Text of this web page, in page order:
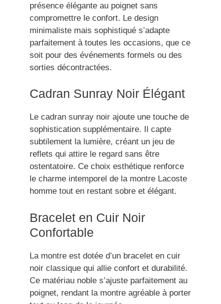
présence élégante au poignet sans
compromettre le confort. Le design
minimaliste mais sophistiqué s’adapte
parfaitement à toutes les occasions, que ce
soit pour des événements formels ou des
sorties décontractées.
Cadran Sunray Noir Élégant
Le cadran sunray noir ajoute une touche de
sophistication supplémentaire. Il capte
subtilement la lumière, créant un jeu de
reflets qui attire le regard sans être
ostentatoire. Ce choix esthétique renforce
le charme intemporel de la montre Lacoste
homme tout en restant sobre et élégant.
Bracelet en Cuir Noir
Confortable
La montre est dotée d’un bracelet en cuir
noir classique qui allie confort et durabilité.
Ce matériau noble s’ajuste parfaitement au
poignet, rendant la montre agréable à porter